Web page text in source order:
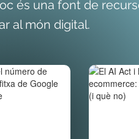
és una font de
al món digital.